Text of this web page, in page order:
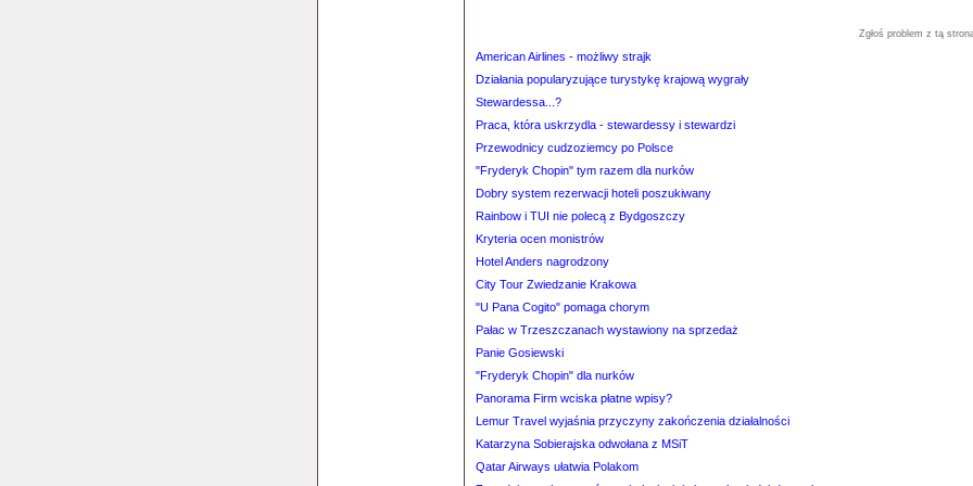
Zgłoś problem z tą
American Airlines - możliwy strajk
Działania popularyzujące turystykę krajową wygrały
Stewardessa...?
Praca, która uskrzydla - stewardessy i stewardzi
Przewodnicy cudzoziemcy po Polsce
"Fryderyk Chopin" tym razem dla nurków
Dobry system rezerwacji hoteli poszukiwany
Rainbow i TUI nie polecą z Bydgoszczy
Kryteria ocen monistrów
Hotel Anders nagrodzony
City Tour Zwiedzanie Krakowa
"U Pana Cogito" pomaga chorym
Pałac w Trzeszczanach wystawiony na sprzedaż
Panie Gosiewski
"Fryderyk Chopin" dla nurków
Panorama Firm wciska płatne wpisy?
Lemur Travel wyjaśnia przyczyny zakończenia działalności
Katarzyna Sobierajska odwołana z MSiT
Qatar Airways ułatwia Polakom